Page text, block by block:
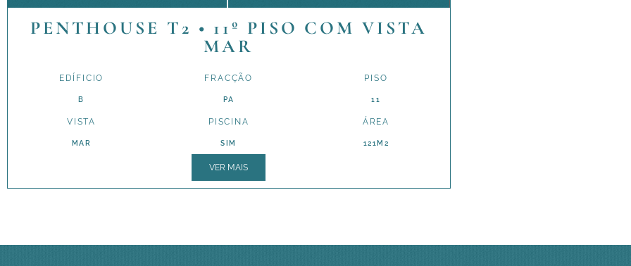
PENTHOUSE T2 • 11º PISO COM VISTA
MAR
EDÍFICIO
B
FRACÇÃO
PA
PISO
11
VISTA
MAR
PISCINA
SIM
ÁREA
121M2
VER MAIS